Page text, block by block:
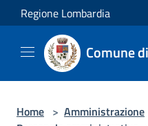
Salta al contenuto principale
Regione Lombardia
Comune
Home > Amministrazione